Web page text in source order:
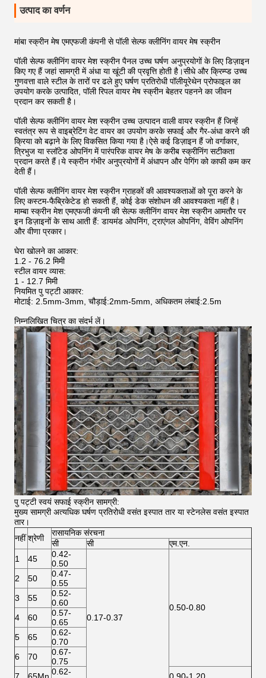
उत्पाद का वर्णन
मांबा स्क्रीन मेष एमएफजी कंपनी से पॉली सेल्फ क्लीनिंग वायर मेष स्क्रीन
पॉली सेल्फ क्लीनिंग वायर मेश स्क्रीन पैनल उच्च घर्षण अनुप्रयोगों के लिए डिज़ाइन
किए गए हैं जहां सामग्री में अंधा या खूंटी की प्रवृत्ति होती है।सीधे और क्रिम्प्ड उच्च
गुणवत्ता वाले स्टील के तारों पर ढले हुए घर्षण प्रतिरोधी पॉलीयूरेथेन प्रोफाइल का
उपयोग करके उत्पादित, पॉली रिपल वायर मेष स्क्रीन बेहतर पहनने का जीवन
प्रदान कर सकती है।
पॉली सेल्फ क्लीनिंग वायर मेश स्क्रीन उच्च उत्पादन वाली वायर स्क्रीन हैं जिन्हें
स्वतंत्र रूप से वाइब्रेटिंग वेट वायर का उपयोग करके सफाई और गैर-अंधा करने की
क्रिया को बढ़ाने के लिए विकसित किया गया है।ऐसे कई डिज़ाइन हैं जो वर्गाकार,
त्रिभुज या स्लॉटेड ओपनिंग में पारंपरिक वायर मेष के करीब स्क्रीनिंग सटीकता
प्रदान करते हैं।ये स्क्रीन गंभीर अनुप्रयोगों में अंधापन और पेगिंग को काफी कम कर
देती हैं।
पॉली सेल्फ क्लीनिंग वायर मेश स्क्रीन ग्राहकों की आवश्यकताओं को पूरा करने के
लिए कस्टम-फैब्रिकेटेड हो सकती हैं, कोई डेक संशोधन की आवश्यकता नहीं है।
माम्बा स्क्रीन मेश एमएफजी कंपनी की सेल्फ क्लीनिंग वायर मेश स्क्रीन आमतौर पर
इन डिज़ाइनों के साथ आती हैं: डायमंड ओपनिंग, ट्राएंगल ओपनिंग, वेविंग ओपनिंग
और वीणा प्रकार।
घेरा खोलने का आकार:
1.2 - 76.2 मिमी
स्टील वायर व्यास:
1 - 12.7 मिमी
नियमित पु पट्टी आकार:
मोटाई: 2.5mm-3mm, चौड़ाई:2mm-5mm, अधिकतम लंबाई:2.5m
निम्नलिखित चित्र का संदर्भ लें।
पु पट्टी स्वयं सफाई स्क्रीन सामग्री:
मुख्य सामग्री अत्यधिक घर्षण प्रतिरोधी वसंत इस्पात तार या स्टेनलेस वसंत इस्पात
तार।
नहीं श्रेणी
रासायनिक संरचना
सी
सी
एम.एन.
1
45
0.42-
0.50
0.17-0.37
0.50-0.80
2 50
0.47-
0.55
3
55
0.52-
0.60
4
60
0.57-
0.65
5
65
0.62-
0.70
6
70
0.67-
0.75
0.62-